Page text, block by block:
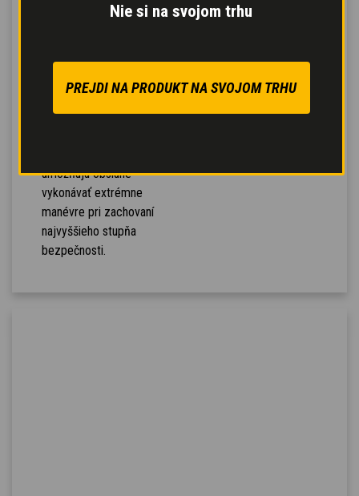
Nie si na svojom trhu
PREJDI NA PRODUKT NA SVOJOM TRHU
podporné body a
bočnú stabilitu ako na
Nábehový uhol >30°°,
výložník v strednej
umožňujú obsluhe
vykonávať extrémne
manévre pri zachovaní
najvyššieho stupňa
bezpečnosti.